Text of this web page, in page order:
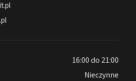
16:00 do 21:00
Nieczynne